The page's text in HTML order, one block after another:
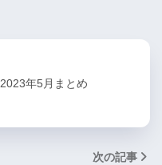
年5月まとめ
次の記事